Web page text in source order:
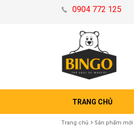
0904 772 125
TRANG CHỦ
Trang chủ Sản phẩm mới